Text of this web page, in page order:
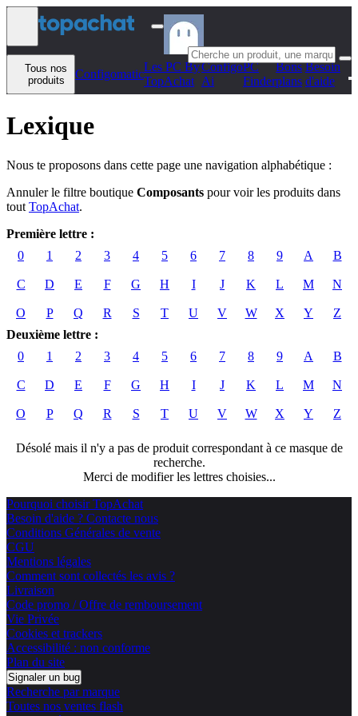
Aller au contenu
Tous nos
produits
Configomatic
Les PC By
TopAchat
Configo
Ai
PC
Finder
Bons
plans
Besoin
d'aide
Lexique
Nous te proposons dans cette page une navigation alphabétique :
Annuler le filtre boutique Composants pour voir les produits dans
tout TopAchat.
Première lettre :
0
1 2 3 4 5 6 7 8 9 A B
C D E F G H I J K L M N
O P Q R S T U V W X Y
Z
Deuxième lettre :
0
1 2 3 4 5 6 7 8 9 A B
C D E F G H I J K L M N
O P Q R S T U V W X Y Z
Désolé mais il n'y a pas de produit correspondant à ce masque de
recherche.
Merci de modifier les lettres choisies...
Pourquoi choisir TopAchat
Besoin d'aide ? Contacte nous
Conditions Générales de vente
CGU
Mentions légales
Comment sont collectés les avis ?
Livraison
Code promo / Offre de remboursement
Vie Privée
Cookies et trackers
Accessibilité : non conforme
Plan du site
Signaler un bug
Recherche par marque
Toutes nos ventes flash